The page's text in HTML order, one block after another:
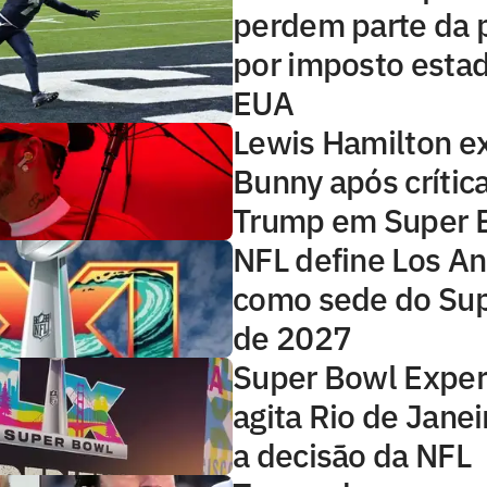
perdem parte da
por imposto
EUA
Lewis Hamilton
Bunny após
Trump em Super
NFL define Los
como sede do
de 2027
Super Bowl
agita Rio de
a decisão da NFL